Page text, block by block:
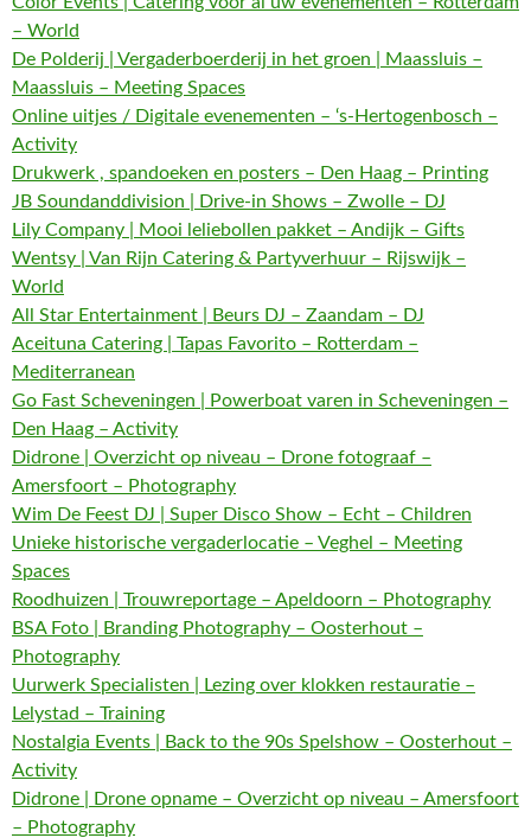
– World
De Polderij | Vergaderboerderij in het groen | Maassluis –
Maassluis – Meeting Spaces
Online uitjes / Digitale evenementen – ‘s-Hertogenbosch –
Activity
Drukwerk , spandoeken en posters – Den Haag – Printing
JB Soundanddivision | Drive-in Shows – Zwolle – DJ
Lily Company | Mooi leliebollen pakket – Andijk – Gifts
Wentsy | Van Rijn Catering & Partyverhuur – Rijswijk –
World
All Star Entertainment | Beurs DJ – Zaandam – DJ
Aceituna Catering | Tapas Favorito – Rotterdam –
Mediterranean
Go Fast Scheveningen | Powerboat varen in Scheveningen –
Den Haag – Activity
Didrone | Overzicht op niveau – Drone fotograaf –
Amersfoort – Photography
Wim De Feest DJ | Super Disco Show – Echt – Children
Unieke historische vergaderlocatie – Veghel – Meeting
Spaces
Roodhuizen | Trouwreportage – Apeldoorn – Photography
BSA Foto | Branding Photography – Oosterhout –
Photography
Uurwerk Specialisten | Lezing over klokken restauratie –
Lelystad – Training
Nostalgia Events | Back to the 90s Spelshow – Oosterhout –
Activity
Didrone | Drone opname – Overzicht op niveau – Amersfoort
– Photography